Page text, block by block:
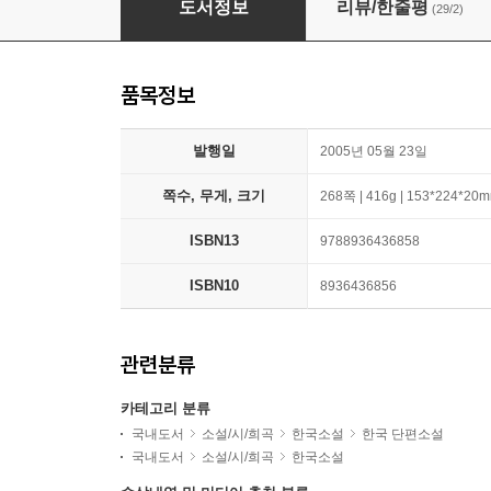
도서정보 리뷰/한줄평 (29/2)
품목정보
발행일 2005년 05월 23일
쪽수, 무게, 크기 268쪽 | 416g |
ISBN13 9788936436858
ISBN10 8936436856
관련분류
카테고리 분류
국내도서 소설/시/희곡 한국소설
한국 단편소설
국내도서
소설/시/희곡 한국소설